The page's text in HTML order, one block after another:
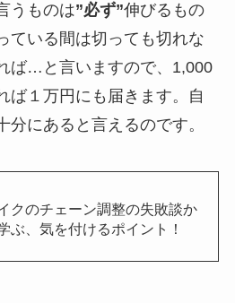
うものは”必ず”伸びるもの
ている間は切っても切れな
ば…と言いますので、1,000
ば１万円にも届きます。自
分にあると言えるのです。
クのチェーン調整の失敗談か
ぶ、気を付けるポイント！